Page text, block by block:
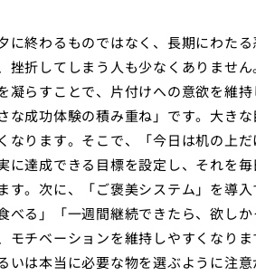
に終わるものではなく、長期にわた
折してしまう人も少なくありません
凝らすことで、片付けへの意欲を維
な成功体験の積み重ね」です。大き
なります。そこで、「今日は机の上
に達成できる目標を設定し、それを
す。次に、「ご褒美システム」を導
べる」「一週間継続できたら、欲し
モチベーションを維持しやすくなり
いは本当に必要な物を選ぶように注